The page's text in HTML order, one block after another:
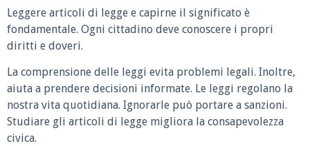
Leggere articoli di legge e capirne il significato è
fondamentale. Ogni cittadino deve conoscere i propri
diritti e doveri.
La comprensione delle leggi evita problemi legali. Inoltre,
aiuta a prendere decisioni informate. Le leggi regolano la
nostra vita quotidiana. Ignorarle può portare a sanzioni.
Studiare gli articoli di legge migliora la consapevolezza
civica.